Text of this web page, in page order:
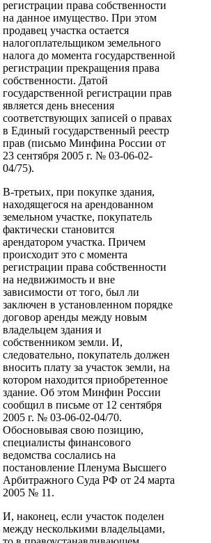
регистрации права собственности
на данное имущество. При этом
продавец участка остается
налогоплательщиком земельного
налога до момента государственной
регистрации прекращения права
собственности. Датой
государственной регистрации прав
является день внесения
соответствующих записей о правах
в Единый государственный реестр
прав (письмо Минфина России от
23 сентября 2005 г. № 03-06-02-
04/75).
В-третьих, при покупке здания,
находящегося на арендованном
земельном участке, покупатель
фактически становится
арендатором участка. Причем
происходит это с момента
регистрации права собственности
на недвижимость и вне
зависимости от того, был ли
заключен в установленном порядке
договор аренды между новым
владельцем здания и
собственником земли. И,
следовательно, покупатель должен
вносить плату за участок земли, на
котором находится приобретенное
здание. Об этом Минфин России
сообщил в письме от 12 сентября
2005 г. № 03-06-02-04/70.
Обосновывая свою позицию,
специалисты финансового
ведомства сослались на
постановление Пленума Высшего
Арбитражного Суда РФ от 24 марта
2005 № 11.
И, наконец, если участок поделен
между несколькими владельцами,